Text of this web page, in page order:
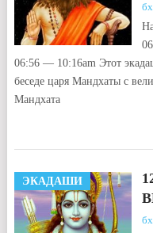
06:56 — 10:16am Этот
беседе царя Мандхаты с
Мандхата
ЭКАДАШИ